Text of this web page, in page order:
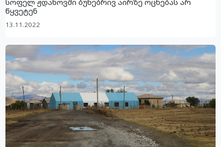
სოფელ ჟდანოვში ბუნებრივ აირზე ოცნებას არ
წყვეტენ
13.11.2022